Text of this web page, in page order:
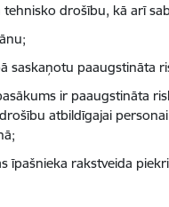
tehnisko drošību, kā arī
saskaņotu paaugstināta
ir paaugstināta
atbildīgajai
īpašnieka rakstveida